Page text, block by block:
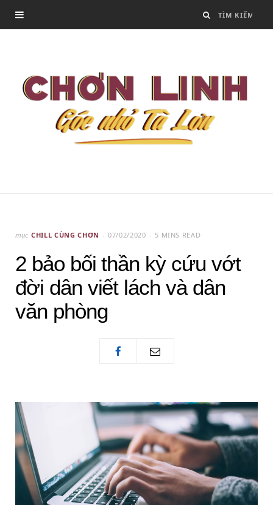
mục CHILL CÙNG CHƠN 07/02/2020 5 MINS READ
2 bảo bối thần kỳ cứu vớt
đời dân viết lách và dân
văn phòng